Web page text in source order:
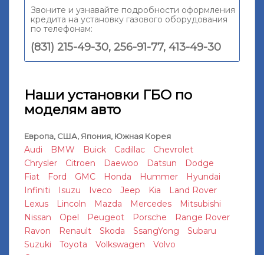
Звоните и узнавайте подробности оформления
кредита на установку газового оборудования
по телефонам:
(831) 215-49-30, 256-91-77, 413-49-30
Наши установки ГБО по
моделям авто
Европа, США, Япония, Южная Корея
Audi BMW Buick Cadillac
Chevrolet
Chrysler
Citroen Daewoo Datsun
Dodge
Fiat
Ford GMC Honda Hummer
Hyundai
Infiniti
Isuzu Iveco Jeep Kia
Land Rover
Lexus
Lincoln Mazda Mercedes
Mitsubishi
Nissan
Opel Peugeot Porsche
Range Rover
Ravon
Renault Skoda SsangYong
Subaru
Suzuki
Toyota Volkswagen
Volvo